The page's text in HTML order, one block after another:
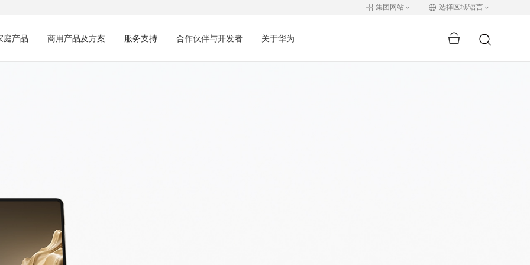
集团网站 选择区域/语言
庭产品 商用产品及方案 服务支持 合作伙伴与开发者 关于华为